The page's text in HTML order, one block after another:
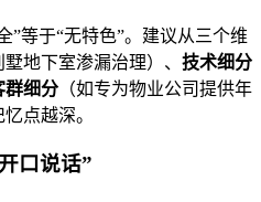
”等于“无特色”。建议从三个维
墅地下室渗漏治理）、 技术细分
群细分 （如专为物业公司提供年
点越深。
口说话”